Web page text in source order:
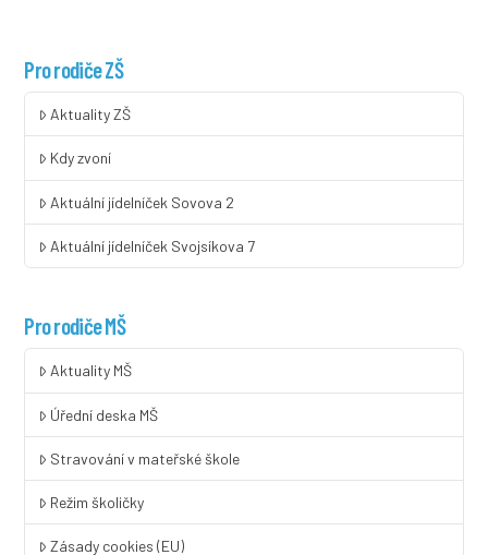
Pro rodiče ZŠ
Aktuality ZŠ
Kdy zvoní
Aktuální jídelníček Sovova 2
Aktuální jídelníček Svojsíkova 7
Pro rodiče MŠ
Aktuality MŠ
Úřední deska MŠ
Stravování v mateřské škole
Režim školičky
Zásady cookies (EU)